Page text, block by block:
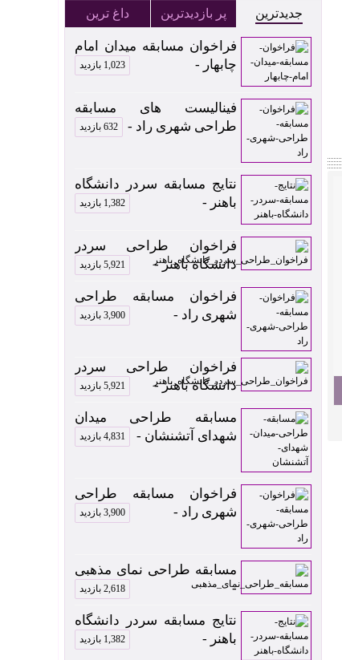
جدیدترین پر بازدیدترین داغ ترین
فراخوان مسابقه میدان امام
چابهار -
1,023 بازدید
فینالیست های مسابقه
طراحی شهری راد -
632 بازدید
نتایج مسابقه سردر دانشگاه
باهنر -
1,382 بازدید
فراخوان طراحی سردر
دانشگاه باهنر -
5,921 بازدید
فراخوان مسابقه طراحی
شهری راد -
3,900 بازدید
فراخوان طراحی سردر
دانشگاه باهنر -
5,921 بازدید
مسابقه طراحی میدان
شهدای آتشنشان -
4,831 بازدید
فراخوان مسابقه طراحی
شهری راد -
3,900 بازدید
مسابقه طراحی نمای مذهبی
-
2,618 بازدید
نتایج مسابقه سردر دانشگاه
باهنر -
1,382 بازدید